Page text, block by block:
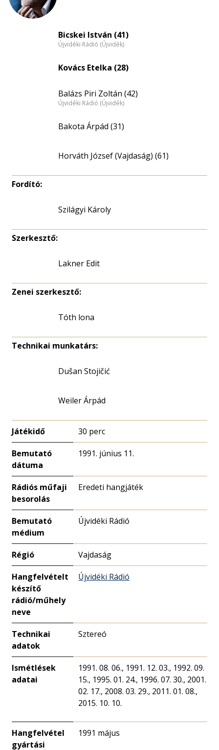
Bicskei István (41)
Újvidéki Rádió (Újvidék)
Kovács Etelka (28)
Balázs Piri Zoltán (42)
Újvidéki Rádió (Újvidék)
Bakota Árpád (31)
Horváth József (Vajdaság) (61)
Fordító:
Szilágyi Károly
Szerkesztő:
Lakner Edit
Zenei szerkesztő:
Tóth lona
Technikai munkatárs:
Dušan Stojičić
Weiler Árpád
Játékidő 30 perc
Bemutató
dátuma
1991. június 11.
Rádiós műfaji
besorolás
Eredeti hangjáték
Bemutató
médium
Újvidéki Rádió
Régió Vajdaság
Hangfelvételt
készítő
rádió/műhely
neve
Újvidéki Rádió
Technikai
adatok
Sztereó
Ismétlések
adatai
1991. 08. 06., 1991. 12. 03., 1992. 09.
15., 1995. 01. 24., 1996. 07. 30., 2001.
02. 17., 2008. 03. 29., 2011. 01. 08.,
2015. 10. 10.
Hangfelvétel
gyártási
1991 május